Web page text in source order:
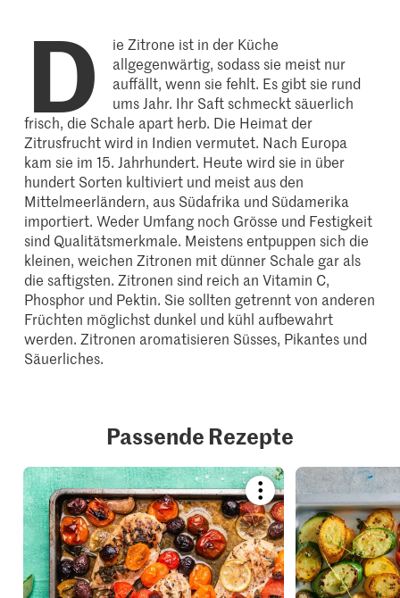
D
ie Zitrone ist in der Küche
allgegenwärtig, sodass sie meist nur
auffällt, wenn sie fehlt. Es gibt sie rund
ums Jahr. Ihr Saft schmeckt säuerlich
frisch, die Schale apart herb. Die Heimat der
Zitrusfrucht wird in Indien vermutet. Nach Europa
kam sie im 15. Jahrhundert. Heute wird sie in über
hundert Sorten kultiviert und meist aus den
Mittelmeerländern, aus Südafrika und Südamerika
importiert. Weder Umfang noch Grösse und Festigkeit
sind Qualitätsmerkmale. Meistens entpuppen sich die
kleinen, weichen Zitronen mit dünner Schale gar als
die saftigsten. Zitronen sind reich an Vitamin C,
Phosphor und Pektin. Sie sollten getrennt von anderen
Früchten möglichst dunkel und kühl aufbewahrt
werden. Zitronen aromatisieren Süsses, Pikantes und
Säuerliches.
Passende Rezepte
Bookmark
recipe
or
add
it
to
your
collections.